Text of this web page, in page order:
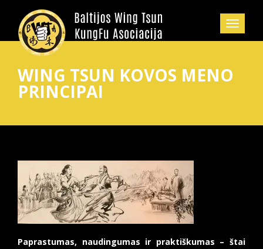
WING TSUN KOVOS MENO
PRINCIPAI
Paprastumas, naudingumas ir praktiškumas – štai